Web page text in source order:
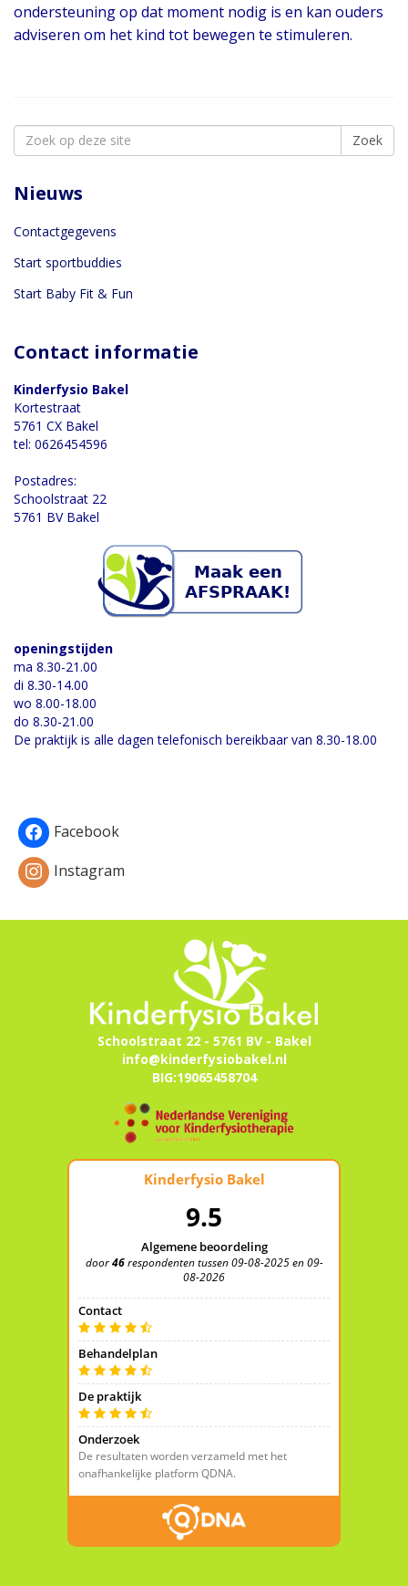
ondersteuning op dat moment nodig is en kan ouders
adviseren om het kind tot bewegen te stimuleren.
Search
for:
Zoek
Nieuws
Contactgegevens
Start sportbuddies
Start Baby Fit & Fun
Contact informatie
Kinderfysio Bakel
Kortestraat
5761 CX Bakel
tel: 0626454596
Postadres:
Schoolstraat 22
5761 BV Bakel
openingstijden
ma 8.30-21.00
di 8.30-14.00
wo 8.00-18.00
do 8.30-21.00
De praktijk is alle dagen telefonisch bereikbaar van 8.30-18.00
Facebook
Instagram
Schoolstraat 22 - 5761 BV - Bakel
info@kinderfysiobakel.nl
BIG:19065458704